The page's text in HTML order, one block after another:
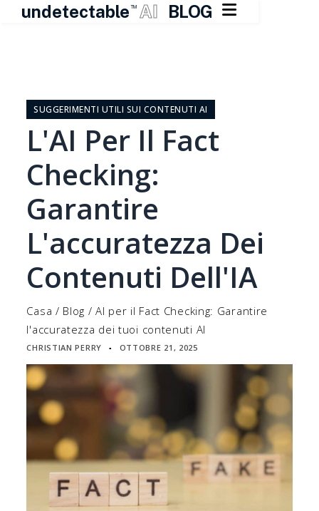
undetectable TM AI BLOG 
contenutoSUGGERIMENTI UTILI SUI CONTENUTI AI
L'AI Per Il Fact
Checking:
Garantire
L'accuratezza Dei
Contenuti Dell'IA
Casa / Blog /AI per il Fact Checking: Garantire
l'accuratezza dei tuoi contenuti AI
CHRISTIAN PERRY ▪ OTTOBRE 21, 2025